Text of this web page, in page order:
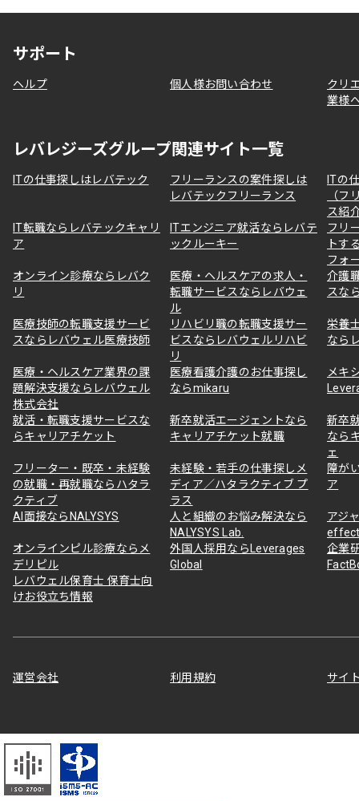
サポート
ヘルプ 個人様お問い合わせ
クリ
業様
レバレジーズグループ関連サイト一覧
ITの仕事探しはレバテック
フリーランスの案件探しは
レバテックフリーランス
ITの
（フ
ス紹
IT転職ならレバテックキャリ
ア
ITエンジニア就活ならレバテ
ックルーキー
フリ
トす
フォ
オンライン診療ならレバク
リ
医療・ヘルスケアの求人・
転職サービスならレバウェ
ル
介護
スな
医療技師の転職支援サービ
スならレバウェル医療技師
リハビリ職の転職支援サー
ビスならレバウェルリハビ
リ
栄養
なら
医療・ヘルスケア業界の課
題解決支援ならレバウェル
株式会社
医療看護介護のお仕事探し
ならmikaru
メキ
就活・転職支援サービスな
らキャリアチケット
新卒就活エージェントなら
キャリアチケット就職
新卒
なら
ェ
フリーター・既卒・未経験
の就職・再就職ならハタラ
クティブ
未経験・若手の仕事探しメ
ディア／ハタラクティブ プ
ラス
障が
ア
AI面接ならNALYSYS
人と組織のお悩み解決なら
NALYSYS Lab.
アジ
オンラインピル診療ならメ
デリピル
外国人採用ならLeverages
Global
企業
レバウェル保育士 保育士向
けお役立ち情報
運営会社 利用規約 サイ